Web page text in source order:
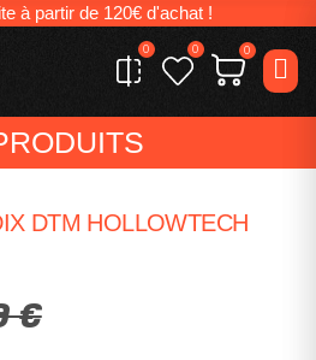
à partir de 120€ d'achat !
0 0 0
DTM HOLLOWTECH
€